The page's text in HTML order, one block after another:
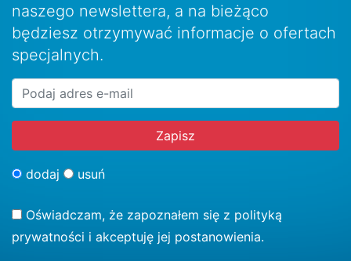
naszego newslettera, a na bieżąco
będziesz otrzymywać informacje o ofertach
specjalnych.
dodaj usuń
Oświadczam, że zapoznałem się z polityką
prywatności i akceptuję jej postanowienia.